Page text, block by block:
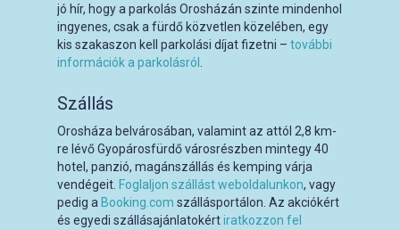
jó hír, hogy a parkolás Orosházán szinte mindenhol
ingyenes, csak a fürdő közvetlen közelében, egy
kis szakaszon kell parkolási díjat fizetni – további
információk a parkolásról .
Szállás
Orosháza belvárosában, valamint az attól 2,8 km-
re lévő Gyopárosfürdő városrészben mintegy 40
hotel, panzió, magánszállás és kemping várja
vendégeit. Foglaljon szállást weboldalunkon, vagy
pedig a Booking.com szállásportálon. Az akciókért
és egyedi szállásajánlatokértiratkozzon fel